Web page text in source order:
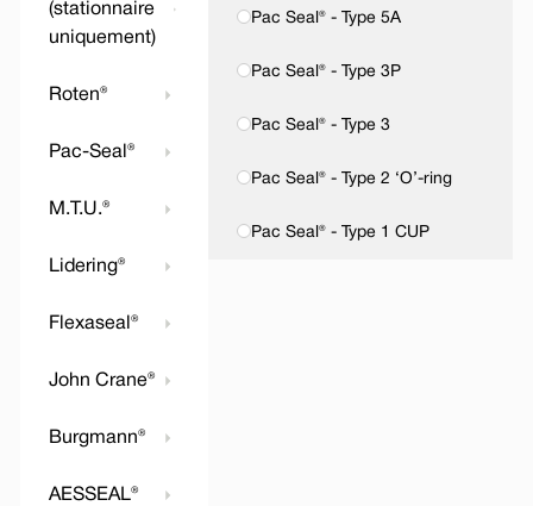
(stationnaire
uniquement)
Roten®
Pac-Seal®
M.T.U.®
Lidering®
Flexaseal®
John Crane®
Burgmann®
AESSEAL®
Pac Seal® - Type 5A
Pac Seal® - Type 3P
Pac Seal® - Type 3
Pac Seal® - Type 2 ‘O’-ring
Pac Seal® - Type 1 CUP